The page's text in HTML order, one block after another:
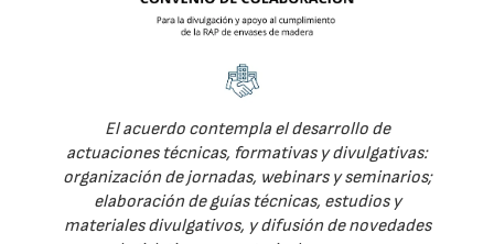
El acuerdo contempla el desarrollo de
actuaciones técnicas, formativas y divulgativas:
organización de jornadas, webinars y seminarios;
elaboración de guías técnicas, estudios y
materiales divulgativos, y difusión de novedades